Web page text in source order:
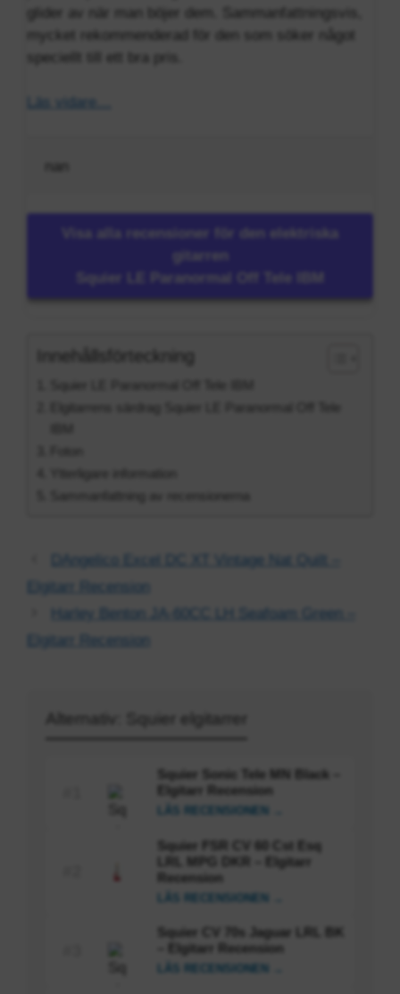
glider av när man böjer dem. Sammanfattningsvis,
mycket rekommenderad för den som söker något
speciellt till ett bra pris.
Läs vidare…
nan
Visa alla recensioner för den elektriska
gitarren
Squier LE Paranormal Off Tele IBM
Innehållsförteckning
DAngelico Excel DC XT Vintage Nat Quilt –
Elgitarr Recension
Harley Benton JA-60CC LH Seafoam Green –
Elgitarr Recension
Alternativ: Squier elgitarrer
Squier Sonic Tele MN Black –
Elgitarr Recension
Squier FSR CV 60 Cst Esq
LRL MPG DKR – Elgitarr
Recension
LÄS RECENSIONEN →
Squier CV 70s Jaguar LRL BK
– Elgitarr Recension